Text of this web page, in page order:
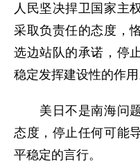
人民坚决捍卫国家主
采取负责任的态度，
选边站队的承诺，停
稳定发挥建设性的作用
美日不是南海问题
态度，停止任何可能
平稳定的言行。